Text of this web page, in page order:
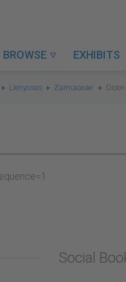
BROWSE  EXHIBITS
Llenyoses Zamiaceae
Social